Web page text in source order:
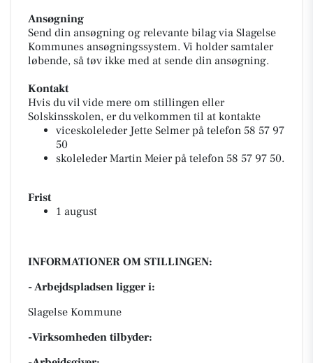
Ansøgning
Send din ansøgning og relevante bilag via Slagelse
Kommunes ansøgningssystem. Vi holder samtaler
løbende, så tøv ikke med at sende din ansøgning.
Kontakt
Hvis du vil vide mere om stillingen eller
Solskinsskolen, er du velkommen til at kontakte
viceskoleleder Jette Selmer på telefon 58 57 97
50
skoleleder Martin Meier på telefon 58 57 97 50.
Frist
1 august
INFORMATIONER OM STILLINGEN:
- Arbejdspladsen ligger i:
Slagelse Kommune
-Virksomheden tilbyder: